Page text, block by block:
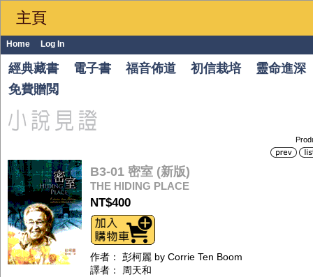
主頁
Home Log In
經典藏書 電子書 福音佈道 初信栽培
靈命進深
免費贈閲
B3-01 密室 (新版)
THE HIDING PLACE
NT$400
作者： 彭柯麗 by Corrie Ten Boom
譯者： 周天和